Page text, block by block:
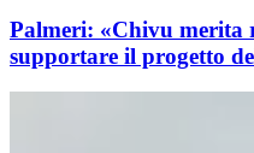
Palmeri: «Chivu merita
supportare il progetto